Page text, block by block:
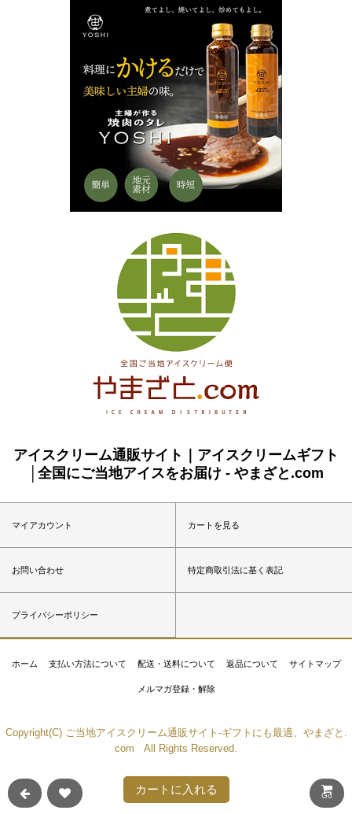
アイスクリーム通販サイト｜アイスクリームギフト
│全国にご当地アイスをお届け - やまざと.com
マイアカウント カートを見る
お問い合わせ 特定商取引法に基く表記
プライバシーポリシー
ホーム 支払い方法について 配送・送料について 返品について サイトマップ
メルマガ登録・解除
Copyright(C) ご当地アイスクリーム通販サイト-ギフトにも最適、やまざと.
com All Rights Reserved.
カートに入れる Go